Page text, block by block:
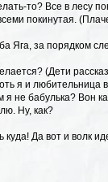
то? Все в лесу
покинутая.
Яга, за порядком
(Дети
я и любительница
я не бабулька? Вон
Ну, как?
куда! Да вот и волк